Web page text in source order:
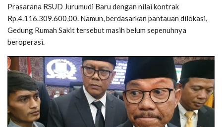
Prasarana RSUD Jurumudi Baru dengan nilai kontrak
Rp.4.116.309.600,00. Namun, berdasarkan pantauan dilokasi,
Gedung Rumah Sakit tersebut masih belum sepenuhnya
beroperasi.